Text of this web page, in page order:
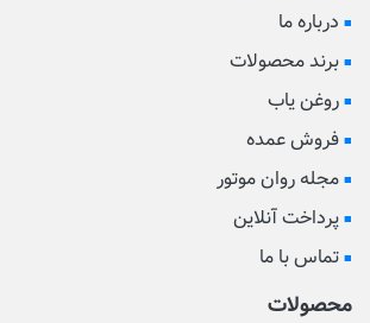
درباره ما
برند محصولات
روغن یاب
فروش عمده
مجله روان موتور
پرداخت آنلاین
تماس با ما
محصولات